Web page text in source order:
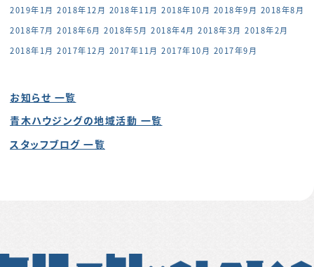
2019年1月 2018年12月 2018年11月 2018年10月 2018年9月 2018年8月
2018年7月 2018年6月 2018年5月 2018年4月 2018年3月 2018年2月
2018年1月 2017年12月 2017年11月 2017年10月 2017年9月
お知らせ 一覧
青木ハウジングの地域活動 一覧
スタッフブログ 一覧